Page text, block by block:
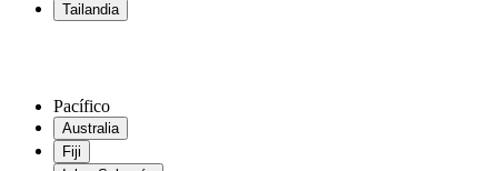
Tailandia
Pacífico
Australia
Fiji